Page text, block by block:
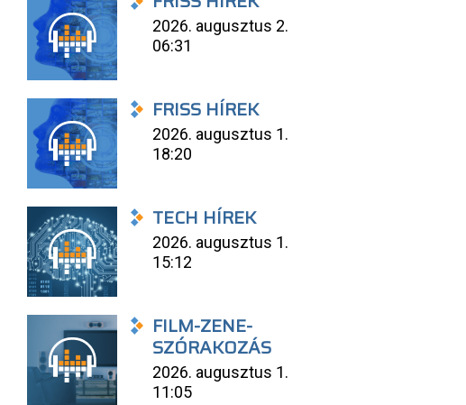
2026. augusztus 2.
06:31
FRISS HÍREK
2026. augusztus 1.
18:20
TECH HÍREK
2026. augusztus 1.
15:12
FILM-ZENE-
SZÓRAKOZÁS
2026. augusztus 1.
11:05